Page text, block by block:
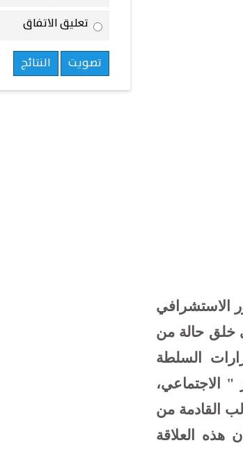
الاستشرافي
خلق حالة من
السلطة
الاجتماعي،
القادمة من
هذه العلاقة
تعليق الاتفاق
تصويت النتائج